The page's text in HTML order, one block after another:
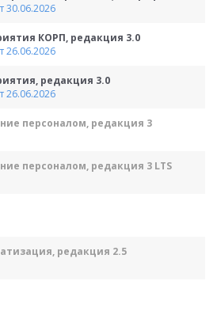
30.06.2026
КОРП, редакция 3.0
26.06.2026
редакция 3.0
26.06.2026
персоналом, редакция 3
персоналом, редакция 3 LTS
редакция 2.5